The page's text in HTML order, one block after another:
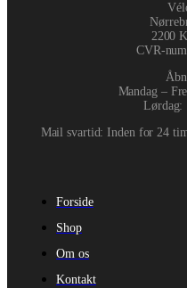
2200
CVR-
Mandag –
Lørdag:
Mail svartid: Inden for 24
Forside
Shop
Om os
Kontakt